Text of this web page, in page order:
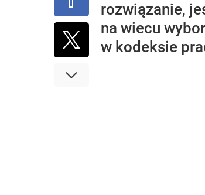
rozwiązanie,
na wiecu
w kodeksie